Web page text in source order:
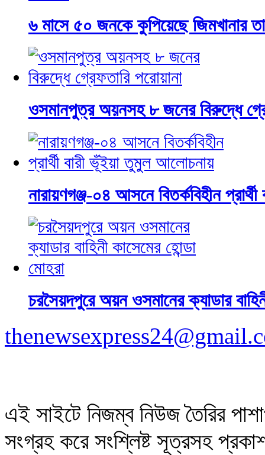
৬ মাসে ৫০ জনকে কুপিয়েছে জিমখানার
ওসমানপুত্র অয়নসহ ৮ জনের বিরুদ্ধে
নারায়ণগঞ্জ-০৪ আসনে বিতর্কবিহীন
চরসৈয়দপুরে অয়ন ওসমানের ক্যাডার
এই সাইটে নিজম্ব নিউজ তৈরির
সংগ্রহ করে সংশ্লিষ্ট সূত্রসহ